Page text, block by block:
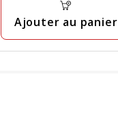
Ajouter au panier